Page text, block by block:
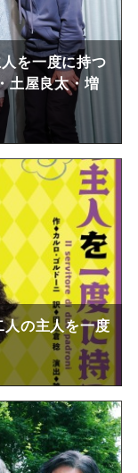
を一度に持つ
土屋良太・増
人の主人を一度